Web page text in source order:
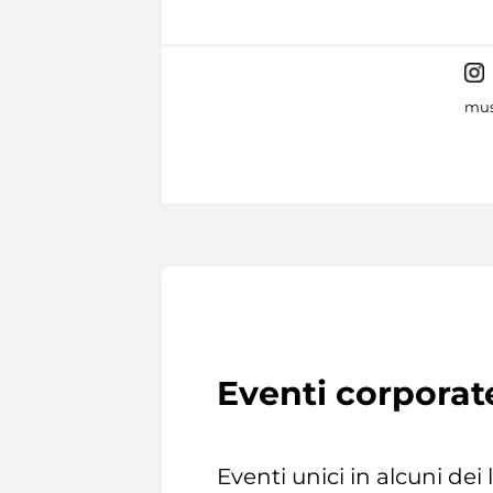
Eventi
Eventi unici in alcuni dei